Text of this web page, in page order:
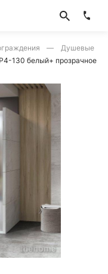
Душевые
130 белый+ прозрачное